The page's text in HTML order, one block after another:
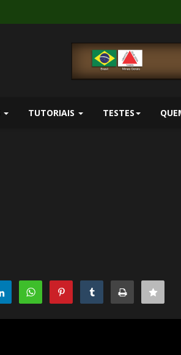
TUTORIAIS TESTES